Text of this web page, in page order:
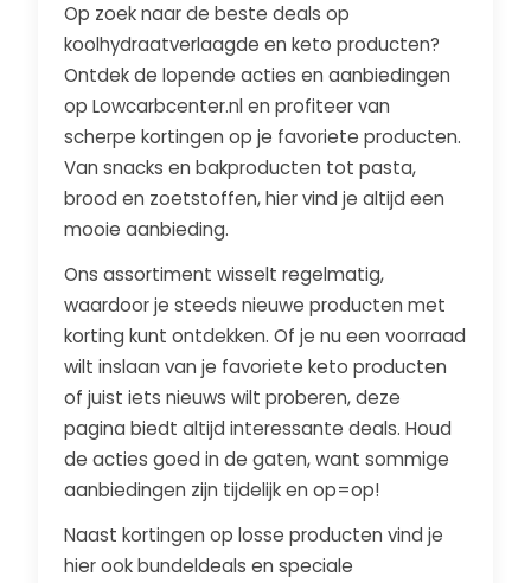
Op zoek naar de beste deals op
koolhydraatverlaagde en keto producten?
Ontdek de lopende acties en aanbiedingen
op Lowcarbcenter.nl en profiteer van
scherpe kortingen op je favoriete producten.
Van snacks en bakproducten tot pasta,
brood en zoetstoffen, hier vind je altijd een
mooie aanbieding.
Ons assortiment wisselt regelmatig,
waardoor je steeds nieuwe producten met
korting kunt ontdekken. Of je nu een voorraad
wilt inslaan van je favoriete keto producten
of juist iets nieuws wilt proberen, deze
pagina biedt altijd interessante deals. Houd
de acties goed in de gaten, want sommige
aanbiedingen zijn tijdelijk en op=op!
Naast kortingen op losse producten vind je
hier ook bundeldeals en speciale